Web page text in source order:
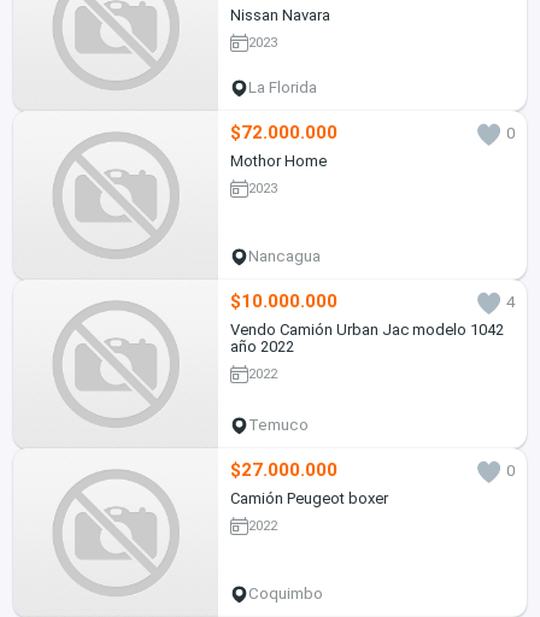
Nissan Navara
2023
La Florida
$72.000.000
0
Mothor Home
2023
Nancagua
$10.000.000
4
Vendo Camión Urban Jac modelo 1042
año 2022
2022
Temuco
$27.000.000
0
Camión Peugeot boxer
2022
Coquimbo